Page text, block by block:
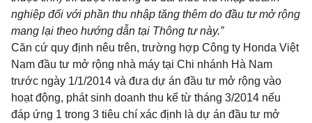
nghiệp đối với phần thu nhập tăng thêm do đầu tư mở rộng
mang lại theo hướng dẫn tại Thông tưnày.”
Căn cứ quy định nêu trên, trường hợp Công ty Honda Việt
Nam đầu tư mở rộng nhà máy tại Chi nhánh Hà Nam
trước ngày 1/1/2014 và đưa dự án đầu tư mở rộng vào
hoạt động, phát sinh doanh thu kể từ tháng 3/2014 nếu
đáp ứng 1 trong 3 tiêu chí xác định là dự án đầu tư mở